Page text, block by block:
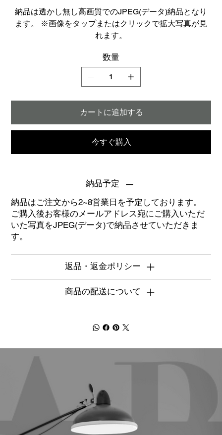
納品は透かし無し高画質でのJPEG(データ)納品となり
ます。 ※画像をタップまたはクリックで拡大写真が見
れます。
数量
カートに追加する
今すぐ購入
納品予定
納品はご注文から2~8営業日を予定しております。
ご購入後お客様のメールアドレス宛にご購入いただ
いた写真をJPEG(データ)で納品させていただきま
す。
返品・返金ポリシー
商品の配送について